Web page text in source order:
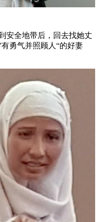
安全地带后，回去找她丈
勇气并照顾人“的好妻